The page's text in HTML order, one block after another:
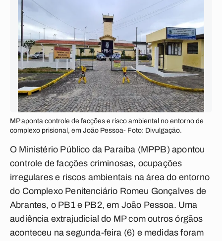
MP aponta controle de facções e risco ambiental no entorno de
complexo prisional, em João Pessoa- Foto: Divulgação.
O Ministério Público da Paraíba (MPPB) apontou
controle de facções criminosas, ocupações
irregulares e riscos ambientais na área do entorno
do Complexo Penitenciário Romeu Gonçalves de
Abrantes, o PB1 e PB2, em João Pessoa. Uma
audiência extrajudicial do MP com outros órgãos
aconteceu na segunda-feira (6) e medidas foram